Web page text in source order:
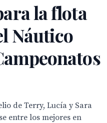
la flota
Náutico
de Terry, Lucía y Sara
entre los mejores en